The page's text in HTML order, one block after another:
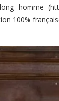
homme (
100%